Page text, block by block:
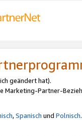
geändert hat).
Marketing-Partner-
,Spanisch und Polnisch